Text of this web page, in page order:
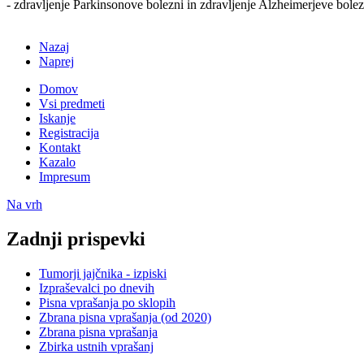
- zdravljenje Parkinsonove bolezni in zdravljenje Alzheimerjeve
Nazaj
Naprej
Domov
Vsi predmeti
Iskanje
Registracija
Kontakt
Kazalo
Impresum
Na vrh
Zadnji prispevki
Tumorji jajčnika - izpiski
Izpraševalci po dnevih
Pisna vprašanja po sklopih
Zbrana pisna vprašanja (od 2020)
Zbrana pisna vprašanja
Zbirka ustnih vprašanj